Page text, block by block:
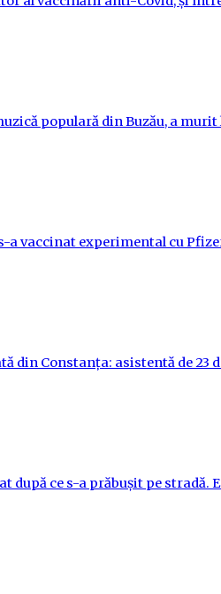
populară din Buzău, a
a vaccinat experimental cu
Constanța: asistentă de 23
după ce s-a prăbușit pe stradă.